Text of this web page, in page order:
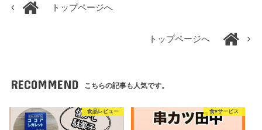
トップページへ
トップページへ
RECOMMEND こちらの記事も人気です。
食品レビュー 食×サービス